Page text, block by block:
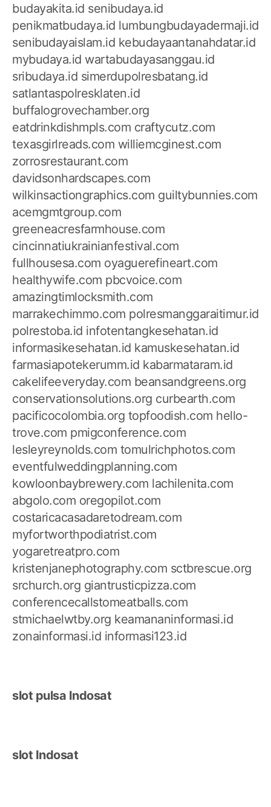
budayakita.id senibudaya.id
penikmatbudaya.id lumbungbudayadermaji.id
senibudayaislam.id kebudayaantanahdatar.id
mybudaya.id wartabudayasanggau.id
sribudaya.id simerdupolresbatang.id
satlantaspolresklaten.id
buffalogrovechamber.org
eatdrinkdishmpls.com craftycutz.com
texasgirlreads.com williemcginest.com
zorrosrestaurant.com
davidsonhardscapes.com
wilkinsactiongraphics.com guiltybunnies.com
acemgmtgroup.com
greeneacresfarmhouse.com
cincinnatiukrainianfestival.com
fullhousesa.com oyaguerefineart.com
healthywife.com pbcvoice.com
amazingtimlocksmith.com
marrakechimmo.com polresmanggaraitimur.id
polrestoba.id infotentangkesehatan.id
informasikesehatan.id kamuskesehatan.id
farmasiapotekerumm.id kabarmataram.id
cakelifeeveryday.com beansandgreens.org
conservationsolutions.org curbearth.com
pacificocolombia.org topfoodish.com hello-
trove.com pmigconference.com
lesleyreynolds.com tomulrichphotos.com
eventfulweddingplanning.com
kowloonbaybrewery.com lachilenita.com
abgolo.com oregopilot.com
costaricacasadaretodream.com
myfortworthpodiatrist.com
yogaretreatpro.com
kristenjanephotography.com sctbrescue.org
srchurch.org giantrusticpizza.com
conferencecallstomeatballs.com
stmichaelwtby.org keamananinformasi.id
zonainformasi.id informasi123.id
slot pulsa Indosat
slot Indosat